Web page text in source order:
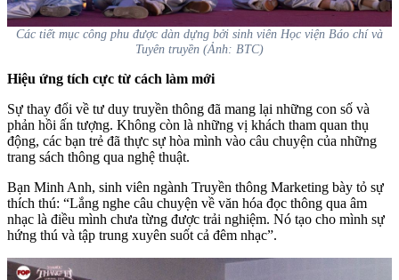
Các tiết mục công phu được dàn dựng bởi sinh viên Học viện Báo chí và
Tuyên truyền (Ảnh: BTC)
Hiệu ứng tích cực từ cách làm mới
Sự thay đổi về tư duy truyền thông đã mang lại những con số và
phản hồi ấn tượng. Không còn là những vị khách tham quan thụ
động, các bạn trẻ đã thực sự hòa mình vào câu chuyện của những
trang sách thông qua nghệ thuật.
Bạn Minh Anh, sinh viên ngành Truyền thông Marketing bày tỏ sự
thích thú: “Lắng nghe câu chuyện về văn hóa đọc thông qua âm
nhạc là điều mình chưa từng được trải nghiệm. Nó tạo cho mình sự
hứng thú và tập trung xuyên suốt cả đêm nhạc”.